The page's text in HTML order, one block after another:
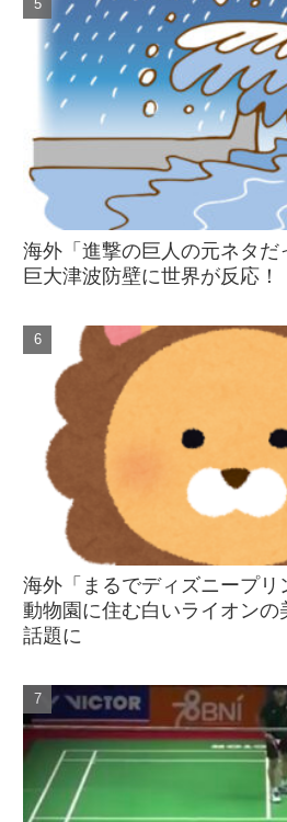
海外「進撃の巨人の元ネタだ
巨大津波防壁に世界が反応！
海外「まるでディズニープリ
動物園に住む白いライオンの
話題に